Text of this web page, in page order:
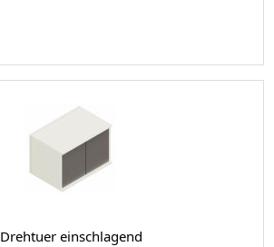
Drehtuer einschlagend